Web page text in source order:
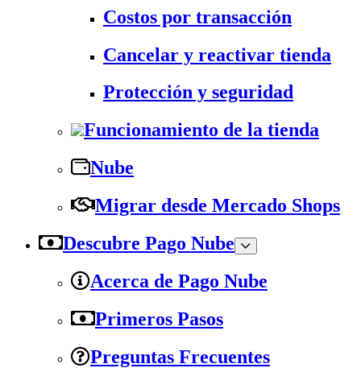
Costos por transacción
Cancelar y reactivar tienda
Protección y seguridad
Funcionamiento de la tienda
Nube
Migrar desde Mercado Shops
Descubre Pago Nube
Acerca de Pago Nube
Primeros Pasos
Preguntas Frecuentes